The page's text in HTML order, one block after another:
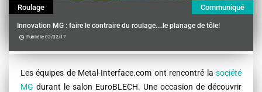
Roulage Communiqué
Innovation MG : faire le contraire du roulage....le planage de tôle!
Publié le 02/02/17
Contenu
Les équipes de Metal-Interface.com ont rencontré la société
MG durant le salon EuroBLECH. Une occasion de découvrir